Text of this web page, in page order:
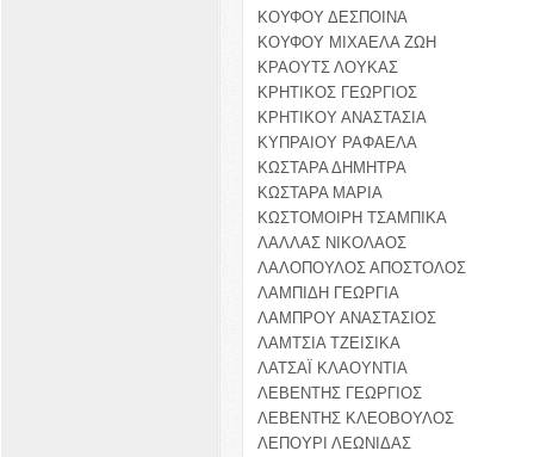
ΚΟΥΦΟΥ ΔΕΣΠΟΙΝΑ
ΚΟΥΦΟΥ ΜΙΧΑΕΛΑ ΖΩΗ
ΚΡΑΟΥΤΣ ΛΟΥΚΑΣ
ΚΡΗΤΙΚΟΣ ΓΕΩΡΓΙΟΣ
ΚΡΗΤΙΚΟΥ ΑΝΑΣΤΑΣΙΑ
ΚΥΠΡΑΙΟΥ ΡΑΦΑΕΛΑ
ΚΩΣΤΑΡΑ ΔΗΜΗΤΡΑ
ΚΩΣΤΑΡΑ ΜΑΡΙΑ
ΚΩΣΤΟΜΟΙΡΗ ΤΣΑΜΠΙΚΑ
ΛΑΛΛΑΣ ΝΙΚΟΛΑΟΣ
ΛΑΛΟΠΟΥΛΟΣ ΑΠΟΣΤΟΛΟΣ
ΛΑΜΠΙΔΗ ΓΕΩΡΓΙΑ
ΛΑΜΠΡΟΥ ΑΝΑΣΤΑΣΙΟΣ
ΛΑΜΤΣΙΑ ΤΖΕΙΣΙΚΑ
ΛΑΤΣΑΪ ΚΛΑΟΥΝΤΙΑ
ΛΕΒΕΝΤΗΣ ΓΕΩΡΓΙΟΣ
ΛΕΒΕΝΤΗΣ ΚΛΕΟΒΟΥΛΟΣ
ΛΕΠΟΥΡΙ ΛΕΩΝΙΔΑΣ